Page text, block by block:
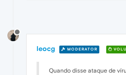
leocg MODERATOR
Quando disse ataque de